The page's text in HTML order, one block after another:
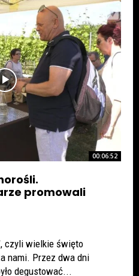
00:06:52
promowali
czyli wielkie święto
nami. Przez dwa dni
degustować...